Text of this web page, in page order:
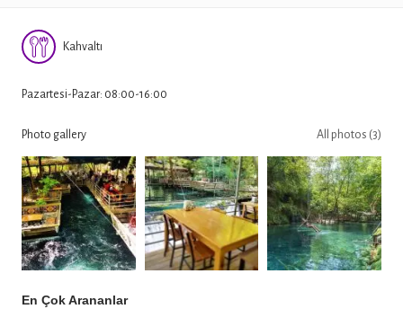
Kahvaltı
Pazartesi-Pazar: 08:00-16:00
Photo gallery All photos (3)
En Çok Arananlar